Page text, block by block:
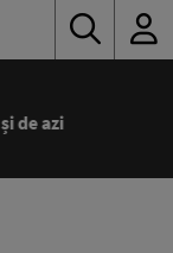
de azi